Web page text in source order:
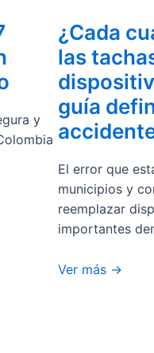
y
¿Cada
las
guía
El error que
municipios y
reemplazar
importantes
Ver más ->